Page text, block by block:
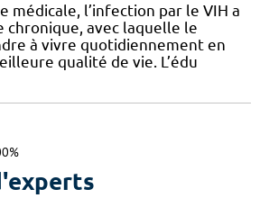
médicale, l’infection par le VIH a
chronique, avec laquelle le
à vivre quotidiennement en
qualité de vie. L’édu